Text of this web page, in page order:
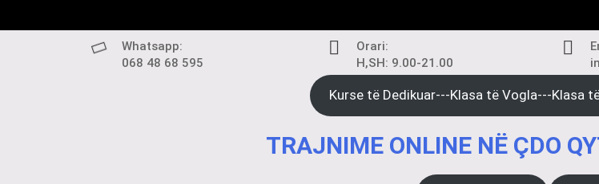
Whatsapp:
068 48 68 595
Orari:
H,SH: 9.00-21.00
Kurse të Dedikuar---Klasa të Vogla---Klasa
TRAJNIME ONLINE NË ÇDO